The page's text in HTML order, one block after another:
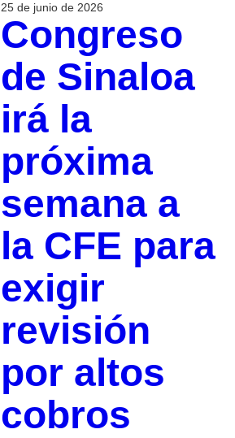
25 de junio de 2026
Congreso
de Sinaloa
irá la
próxima
semana a
la CFE para
exigir
revisión
por altos
cobros